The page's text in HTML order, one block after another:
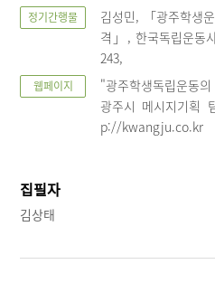
정기간행물
김성민, 「광주학생
격」, 한국독립운동
243,
웹페이지
"광주학생독립운동
광주시 메시지기획
p://kwangju.co.kr
집필자
김상태